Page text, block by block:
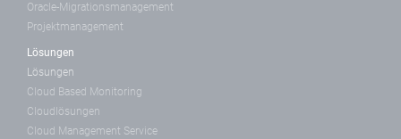
Oracle-Migrationsmanagement
Projektmanagement
Lösungen
Lösungen
Cloud Based Monitoring
Cloudlösungen
Cloud Management Service